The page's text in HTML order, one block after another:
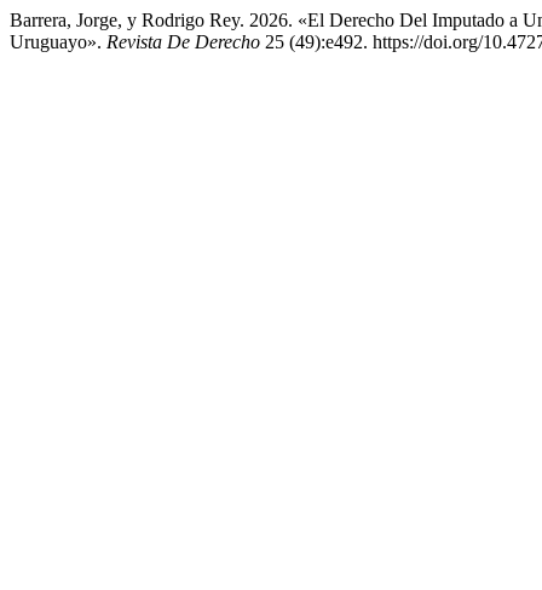
Barrera, Jorge, y Rodrigo Rey. 2026. «El Derecho Del Imputado a
Uruguayo». Revista De Derecho 25 (49):e492. https://doi.org/